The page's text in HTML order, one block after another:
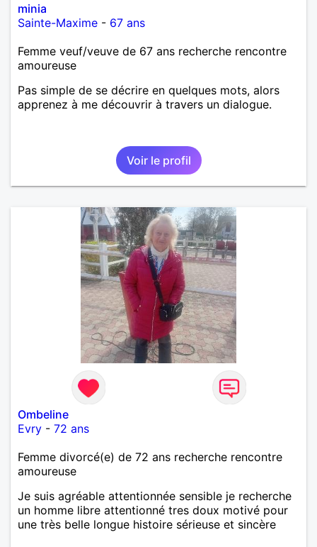
minia
Sainte-Maxime - 67 ans
Femme veuf/veuve de 67 ans recherche rencontre
amoureuse
Pas simple de se décrire en quelques mots, alors
apprenez à me découvrir à travers un dialogue.
Voir le profil
Ombeline
Evry - 72 ans
Femme divorcé(e) de 72 ans recherche rencontre
amoureuse
Je suis agréable attentionnée sensible je recherche
un homme libre attentionné tres doux motivé pour
une très belle longue histoire sérieuse et sincère